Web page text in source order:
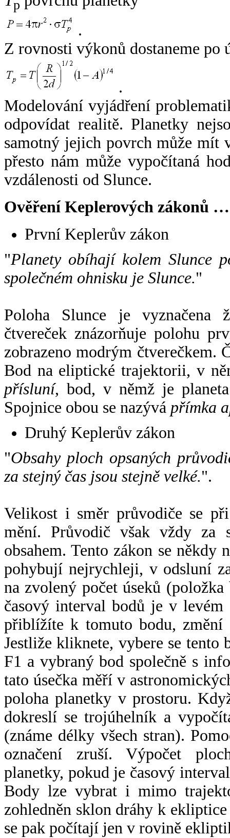
p
.
Z rovnosti výkonů dostaneme po
.
Modelování vyjádření
odpovídat realitě. Planetky
samotný jejich povrch může mít
přesto nám může vypočítaná
vzdálenosti od Slunce.
Ověření Keplerových zákonů …
První Keplerův zákon
"Planety obíhají kolem Slunce
společném ohnisku je Slunce."
Poloha Slunce je vyznačena
čtvereček znázorňuje polohu
zobrazeno modrým čtverečkem.
Bod na eliptické trajektorii, v
přísluní, bod, v němž je
Spojnice obou se nazývá přímka
Druhý Keplerův zákon
"Obsahy ploch opsaných
za stejný čas jsou stejně velké.".
Velikost i směr průvodiče se
mění. Průvodič však vždy za
obsahem. Tento zákon se někdy
pohybují nejrychleji, v odsluní
na zvolený počet úseků
časový interval bodů je v
přiblížíte k tomuto bodu,
Jestliže kliknete, vybere se tento
F1 a vybraný bod společně s
tato úsečka měří v
poloha planetky v prostoru.
dokreslí se trojúhelník a
(známe délky všech stran).
označení zruší. Výpočet
planetky, pokud je časový
Body lze vybrat i mimo
zohledněn sklon dráhy k
se pak počítají jen v rovině